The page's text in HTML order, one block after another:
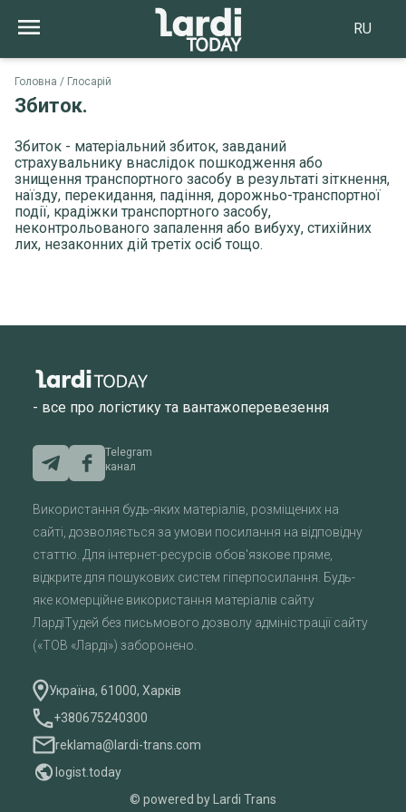
RU
Головна Глосарій
Збиток.
Збиток - матеріальний збиток, завданий
страхувальнику внаслідок пошкодження або
знищення транспортного засобу в результаті зіткнення,
наїзду, перекидання, падіння, дорожньо-транспортної
події, крадіжки транспортного засобу,
неконтрольованого запалення або вибуху, стихійних
лих, незаконних дій третіх осіб тощо.
- все про логістику та вантажоперевезення
Telegram
канал
Використання будь-яких матеріалів, розміщених на
сайті, дозволяється за умови посилання на відповідну
статтю. Для інтернет-ресурсів обов'язкове пряме,
відкрите для пошукових систем гіперпосилання. Будь-
яке комерційне використання матеріалів сайту
ЛардіТудей без письмового дозволу адміністрації сайту
(«ТОВ «Ларді») заборонено.
Україна, 61000, Харків
+380675240300
reklama@lardi-trans.com
logist.today
© powered by Lardi Trans